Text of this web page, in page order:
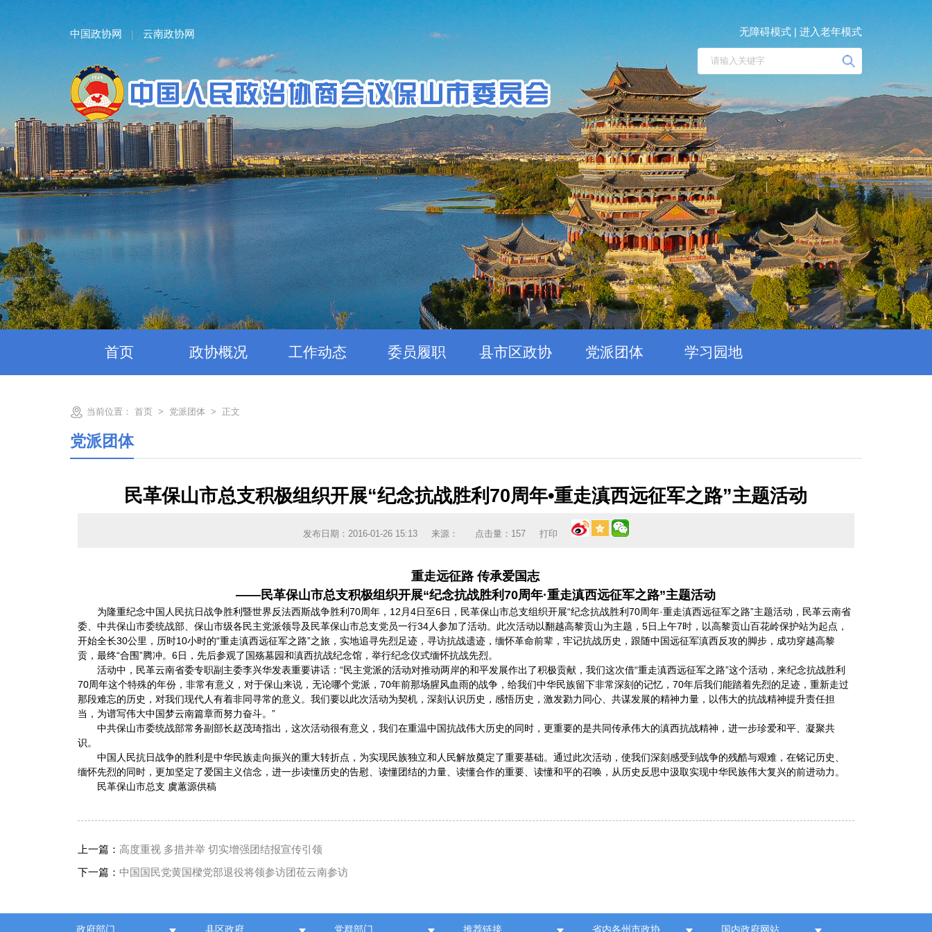
中国政协网 云南政协网 无障碍模式 | 进入老年模式
首页 政协概况 工作动态 委员履职 县市区政协 党派团体 学习园地
当前位置：首页 > 党派团体 > 正文
党派团体
民革保山市总支积极组织开展“纪念抗战胜利70周年•重走滇西远征军之路”主题活动
发布日期：2016-01-26 15:13 来源： 点击量： 157 打印
重走远征路 传承爱国志
——民革保山市总支积极组织开展“纪念抗战胜利70周年·重走滇西远征军之路”主题活动
为隆重纪念中国人民抗日战争胜利暨世界反法西斯战争胜利70周年，12月4日至6日，民革保山市总支组织开展“纪念抗战胜利70周年·重走滇西远征军之路”主题活动，民革云南省
委、中共保山市委统战部、保山市级各民主党派领导及民革保山市总支党员一行34人参加了活动。此次活动以翻越高黎贡山为主题，5日上午7时，以高黎贡山百花岭保护站为起点，
开始全长30公里，历时10小时的“重走滇西远征军之路”之旅，实地追寻先烈足迹，寻访抗战遗迹，缅怀革命前辈，牢记抗战历史，跟随中国远征军滇西反攻的脚步，成功穿越高黎
贡，最终“合围”腾冲。6日，先后参观了国殇墓园和滇西抗战纪念馆，举行纪念仪式缅怀抗战先烈。
活动中，民革云南省委专职副主委李兴华发表重要讲话：“民主党派的活动对推动两岸的和平发展作出了积极贡献，我们这次借“重走滇西远征军之路”这个活动，来纪念抗战胜利
70周年这个特殊的年份，非常有意义，对于保山来说，无论哪个党派，70年前那场腥风血雨的战争，给我们中华民族留下非常深刻的记忆，70年后我们能踏着先烈的足迹，重新走过
那段难忘的历史，对我们现代人有着非同寻常的意义。我们要以此次活动为契机，深刻认识历史，感悟历史，激发勠力同心、共谋发展的精神力量，以伟大的抗战精神提升责任担
当，为谱写伟大中国梦云南篇章而努力奋斗。”
中共保山市委统战部常务副部长赵茂琦指出，这次活动很有意义，我们在重温中国抗战伟大历史的同时，更重要的是共同传承伟大的滇西抗战精神，进一步珍爱和平、凝聚共
识。
中国人民抗日战争的胜利是中华民族走向振兴的重大转折点，为实现民族独立和人民解放奠定了重要基础。通过此次活动，使我们深刻感受到战争的残酷与艰难，在铭记历史、
缅怀先烈的同时，更加坚定了爱国主义信念，进一步读懂历史的告慰、读懂团结的力量、读懂合作的重要、读懂和平的召唤，从历史反思中汲取实现中华民族伟大复兴的前进动力。
民革保山市总支 虞蕙源供稿
上一篇：高度重视 多措并举 切实增强团结报宣传引领
下一篇： 中国国民党黄国樑党部退役将领参访团莅云南参访
政府部门 县区政府 党群部门 推荐链接 省内各州市政协 国内政府网站